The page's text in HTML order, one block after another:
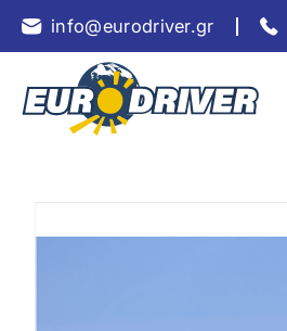
info@eurodriver.gr